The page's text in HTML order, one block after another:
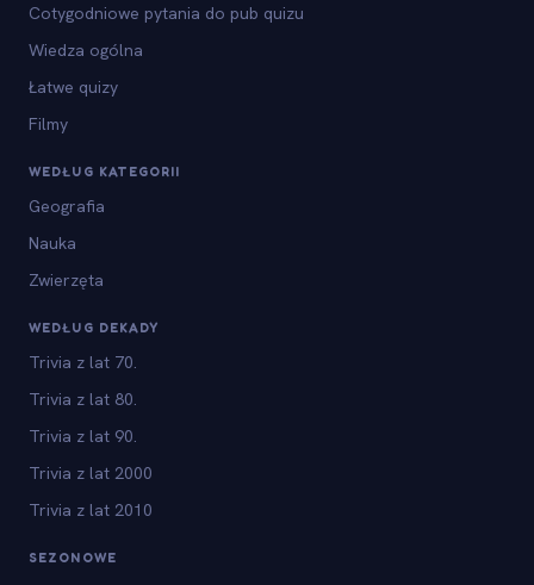
Cotygodniowe pytania do pub quizu
Wiedza ogólna
Łatwe quizy
Filmy
WEDŁUG KATEGORII
Geografia
Nauka
Zwierzęta
WEDŁUG DEKADY
Trivia z lat 70.
Trivia z lat 80.
Trivia z lat 90.
Trivia z lat 2000
Trivia z lat 2010
SEZONOWE